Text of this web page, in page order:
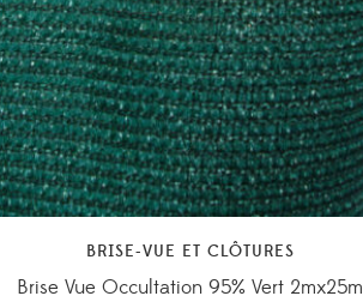
BRISE-VUE ET CLÔTURES
Brise Vue Occultation 95% Vert 2mx25m